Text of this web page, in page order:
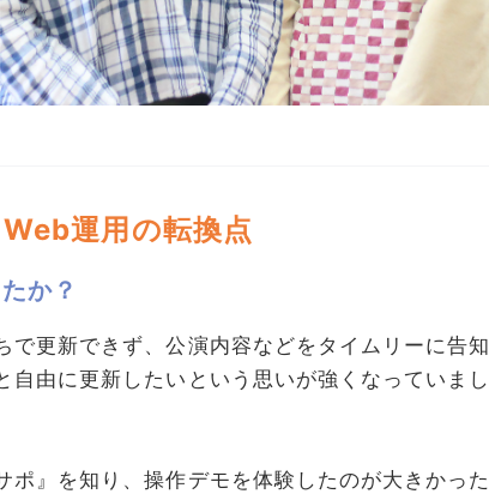
運用の転換点
か？
更新できず、公演内容などをタイムリーに告知
由に更新したいという思いが強くなっていまし
』を知り、操作デモを体験したのが大きかった